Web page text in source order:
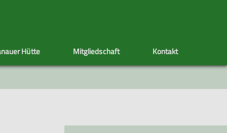
Artikel schreiben
Sektionstermine Ehrenamt
Klettersteig
Hütte Mitgliedschaft
Adressänderung Satzung
Kontakt